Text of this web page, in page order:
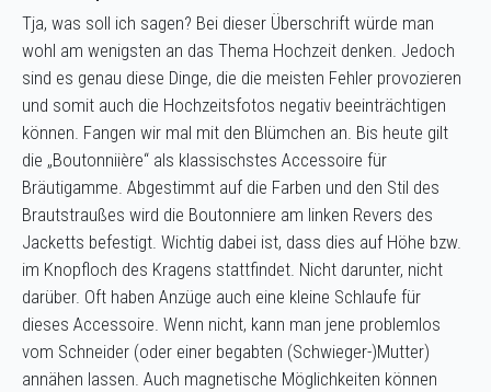
Tja, was soll ich sagen? Bei dieser Überschrift würde man
wohl am wenigsten an das Thema Hochzeit denken. Jedoch
sind es genau diese Dinge, die die meisten Fehler provozieren
und somit auch die Hochzeitsfotos negativ beeinträchtigen
können. Fangen wir mal mit den Blümchen an. Bis heute gilt
die „Boutonniière“ als klassischstes Accessoire für
Bräutigamme. Abgestimmt auf die Farben und den Stil des
Brautstraußes wird die Boutonniere am linken Revers des
Jacketts befestigt. Wichtig dabei ist, dass dies auf Höhe bzw.
im Knopfloch des Kragens stattfindet. Nicht darunter, nicht
darüber. Oft haben Anzüge auch eine kleine Schlaufe für
dieses Accessoire. Wenn nicht, kann man jene problemlos
vom Schneider (oder einer begabten (Schwieger-)Mutter)
annähen lassen. Auch magnetische Möglichkeiten können